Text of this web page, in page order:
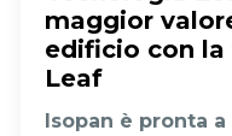
maggior
edificio con
Leaf
Isopan è pronta